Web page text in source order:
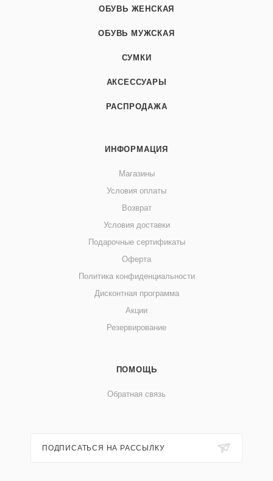
ОБУВЬ ЖЕНСКАЯ
ОБУВЬ МУЖСКАЯ
СУМКИ
АКСЕССУАРЫ
РАСПРОДАЖА
ИНФОРМАЦИЯ
Магазины
Условия оплаты
Возврат
Условия доставки
Подарочные сертификаты
Оферта
Политика конфиденциальности
Дисконтная программа
Акции
Резервирование
ПОМОЩЬ
Обратная связь
ПОДПИСАТЬСЯ НА РАССЫЛКУ